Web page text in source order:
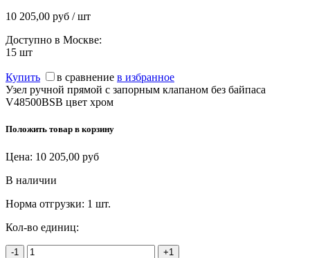
10 205,00 руб / шт
Доступно в Москве:
15 шт
Купить в сравнение в избранное
Узел ручной прямой с запорным клапаном без байпаса
V48500BSB цвет хром
Положить товар в корзину
Цена: 10 205,00 руб
В наличии
Норма отгрузки: 1 шт.
Кол-во единиц:
-1 +1